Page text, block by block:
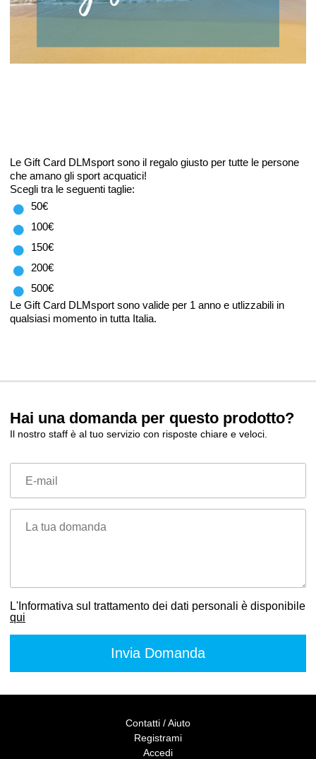
Le Gift Card DLMsport sono il regalo giusto per tutte le persone
che amano gli sport acquatici!
Scegli tra le seguenti taglie:
50€
100€
150€
200€
500€
Le Gift Card DLMsport sono valide per 1 anno e utlizzabili in
qualsiasi momento in tutta Italia.
Hai una domanda per questo prodotto?
Il nostro staff è al tuo servizio con risposte chiare e veloci.
E-mail
La tua domanda
L'Informativa sul trattamento dei dati personali è disponibile
qui
Contatti / Aiuto
Registrami
Accedi